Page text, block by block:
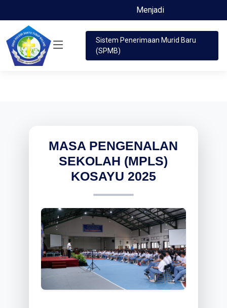
Menjadi Saleh dan Terpelajar
Sistem Penerimaan Murid Baru
(SPMB)
MASA PENGENALAN
SEKOLAH (MPLS)
KOSAYU 2025